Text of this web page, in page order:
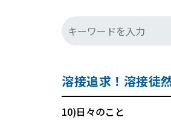
溶接追求！溶接徒
10)日々のこと